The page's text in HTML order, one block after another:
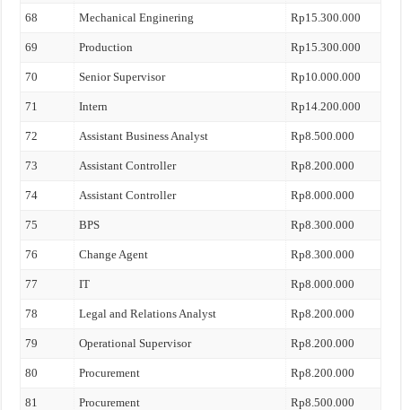
68 Mechanical Enginering Rp15.300.000
69 Production Rp15.300.000
70 Senior Supervisor Rp10.000.000
71 Intern Rp14.200.000
72 Assistant Business Analyst Rp8.500.000
73 Assistant Controller Rp8.200.000
74 Assistant Controller Rp8.000.000
75 BPS Rp8.300.000
76 Change Agent Rp8.300.000
77 IT Rp8.000.000
78 Legal and Relations Analyst Rp8.200.000
79 Operational Supervisor Rp8.200.000
80 Procurement Rp8.200.000
81 Procurement Rp8.500.000